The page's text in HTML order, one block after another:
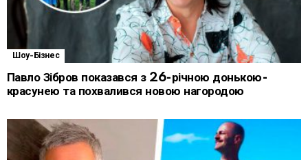
Шоу-Бізнес
Павло Зібров показався з 26-річною донькою-
красунею та похвалився новою нагородою